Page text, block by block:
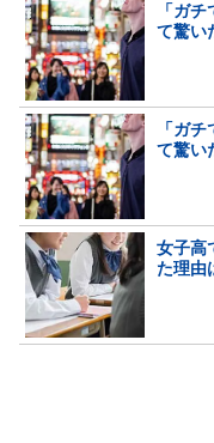
「ガ
て驚い
「ガ
て驚い
女子高
た理由